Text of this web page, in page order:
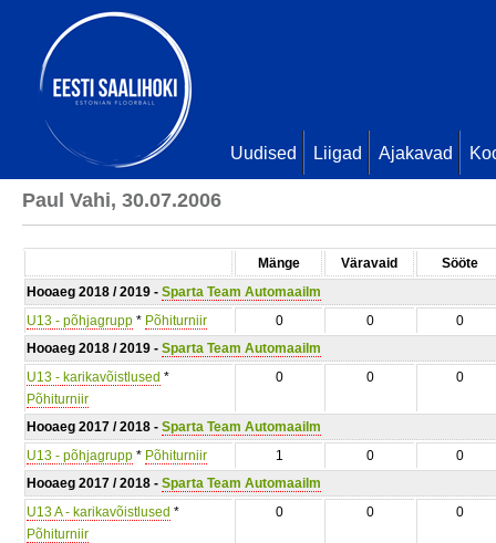
Uudised Liigad Ajakavad
Paul Vahi, 30.07.2006
Mänge Väravaid
Sööte
Hooaeg 2018 / 2019 - Sparta Team Automaailm
U13 - põhjagrupp * Põhiturniir 0 0
0
Hooaeg 2018 / 2019 - Sparta Team Automaailm
U13 - karikavõistlused *
Põhiturniir
0 0 0
Hooaeg 2017 / 2018 - Sparta Team Automaailm
U13 - põhjagrupp * Põhiturniir 1 0
0
Hooaeg 2017 / 2018 - Sparta Team Automaailm
U13 A - karikavõistlused *
Põhiturniir
0 0 0